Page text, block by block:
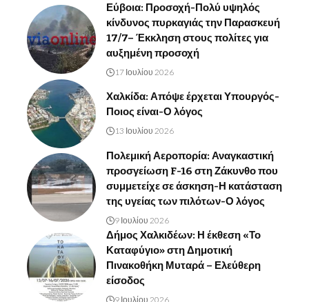
Εύβοια: Προσοχή-Πολύ υψηλός
κίνδυνος πυρκαγιάς την Παρασκευή
17/7– Έκκληση στους πολίτες για
αυξημένη προσοχή
17 Ιουλίου 2026
Χαλκίδα: Απόψε έρχεται Υπουργός-
Ποιος είναι-Ο λόγος
13 Ιουλίου 2026
Πολεμική Αεροπορία: Αναγκαστική
προσγείωση F-16 στη Ζάκυνθο που
συμμετείχε σε άσκηση-Η κατάσταση
της υγείας των πιλότων-Ο λόγος
9 Ιουλίου 2026
Δήμος Χαλκιδέων: Η έκθεση «Το
Καταφύγιο» στη Δημοτική
Πινακοθήκη Μυταρά – Ελεύθερη
είσοδος
9 Ιουλίου 2026